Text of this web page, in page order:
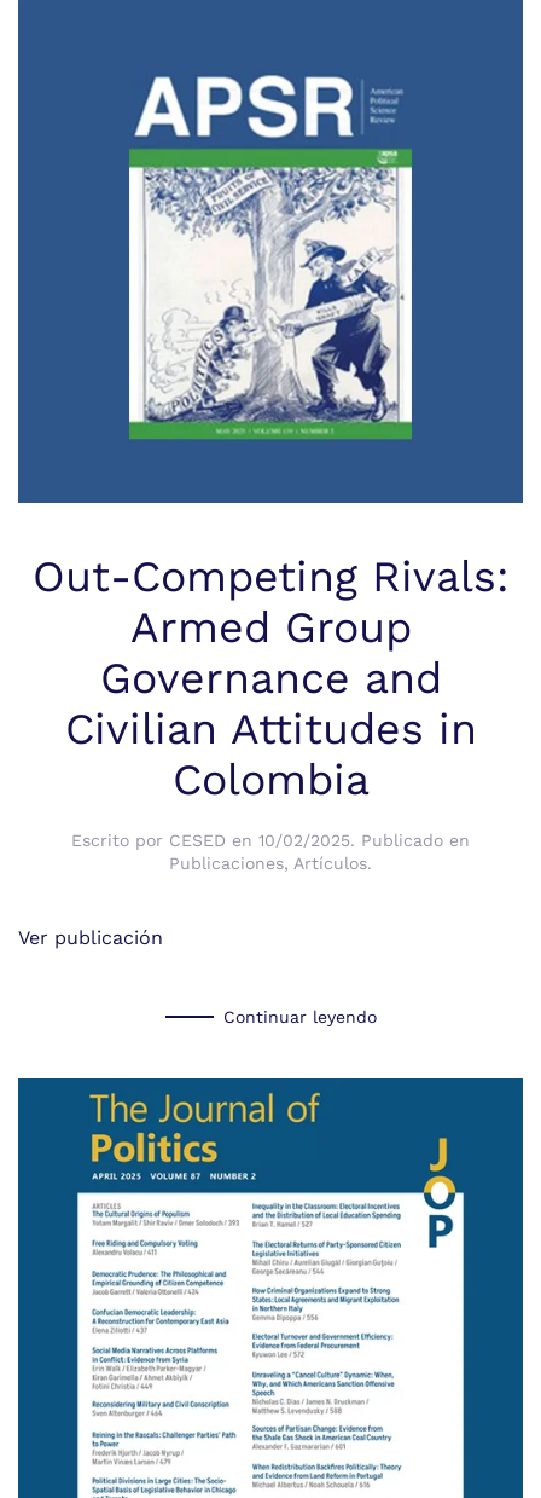
Out-Competing Rivals:
Armed Group
Governance and
Civilian Attitudes in
Colombia
Escrito por CESED en 10/02/2025. Publicado en
Publicaciones, Artículos.
Ver publicación
Continuar leyendo